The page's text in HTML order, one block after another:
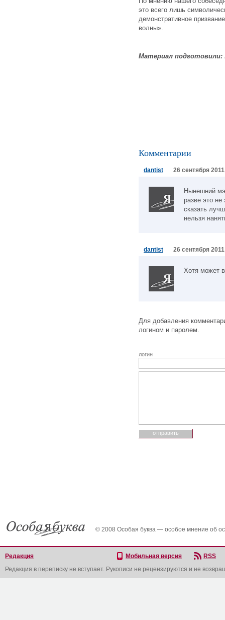
это всего лишь
демонстративное
волны».
Материал подготовили:
Комментарии
dantist 26 сентября
Нынешний
разве это
сказать
нельзя
dantist 26 сентября
Хотя может
Для добавления
логином и паролем.
логин
© 2008 Особая буква — особое мнение об
Редакция Мобильная версия
RSS
Редакция в переписку не вступает. Рукописи не рецензируются и не